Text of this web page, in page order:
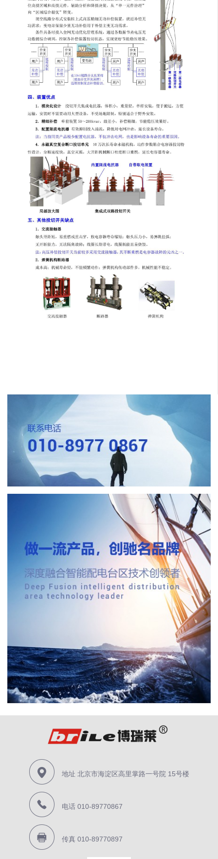
地址 北京市海淀区高里掌路一号院 15号楼
电话010-89770867
传真010-89770897